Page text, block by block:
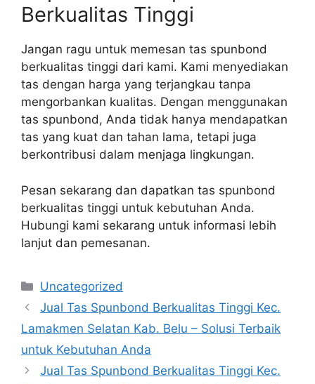
Berkualitas Tinggi
Jangan ragu untuk memesan tas spunbond
berkualitas tinggi dari kami. Kami menyediakan
tas dengan harga yang terjangkau tanpa
mengorbankan kualitas. Dengan menggunakan
tas spunbond, Anda tidak hanya mendapatkan
tas yang kuat dan tahan lama, tetapi juga
berkontribusi dalam menjaga lingkungan.
Pesan sekarang dan dapatkan tas spunbond
berkualitas tinggi untuk kebutuhan Anda.
Hubungi kami sekarang untuk informasi lebih
lanjut dan pemesanan.
Categories
Uncategorized
Jual Tas Spunbond Berkualitas Tinggi Kec.
Lamakmen Selatan Kab. Belu – Solusi Terbaik
untuk Kebutuhan Anda
Jual Tas Spunbond Berkualitas Tinggi Kec.